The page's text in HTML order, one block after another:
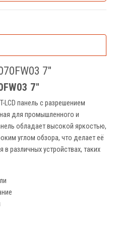
7"
7"
LCD панель с разрешением
для промышленного и
обладает высокой яркостью,
углом обзора, что делает её
различных устройствах, таких